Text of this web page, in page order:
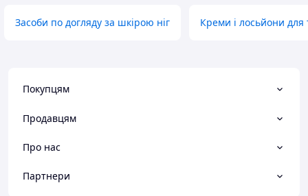
Засоби по догляду за шкірою ніг Креми і лосьйони для
Покупцям
Продавцям
Про нас
Партнери